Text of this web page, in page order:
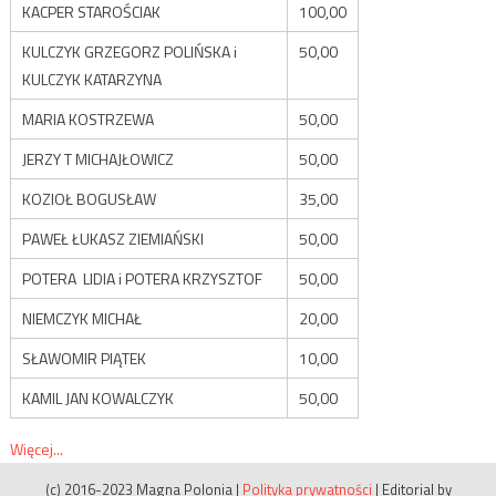
KACPER STAROŚCIAK
100,00
KULCZYK GRZEGORZ POLIŃSKA i
KULCZYK KATARZYNA
50,00
MARIA KOSTRZEWA
50,00
JERZY T MICHAJŁOWICZ
50,00
KOZIOŁ BOGUSŁAW
35,00
PAWEŁ ŁUKASZ ZIEMIAŃSKI
50,00
POTERA LIDIA i POTERA KRZYSZTOF
50,00
NIEMCZYK MICHAŁ
20,00
SŁAWOMIR PIĄTEK
10,00
KAMIL JAN KOWALCZYK
50,00
Więcej...
(c) 2016-2023 Magna Polonia | Polityka prywatności | Editorial by